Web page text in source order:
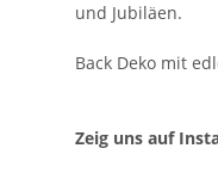
und Jubiläen.
Back Deko mit
Zeig uns auf